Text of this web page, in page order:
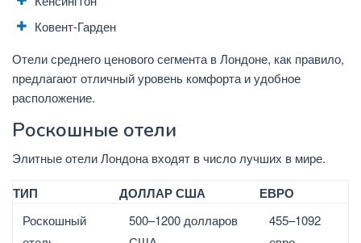
Ковент-Гарден
Отели среднего ценового сегмента в Лондоне, как правило,
предлагают отличный уровень комфорта и удобное
расположение.
Роскошные отели
Элитные отели Лондона входят в число лучших в мире.
ТИП ДОЛЛАР США ЕВРО
Роскошный
500–1200 долларов
455–1092